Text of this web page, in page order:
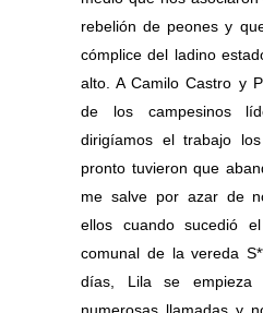
rebelión de peones y
cómplice del ladino
alto. A Camilo Castro y
de los campesinos
dirigíamos el trabajo
pronto tuvieron que
me salve por azar de
ellos cuando sucedió
comunal de la vereda
días, Lila se